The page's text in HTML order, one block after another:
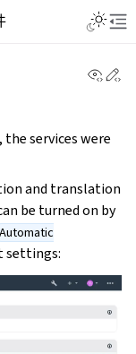
services were
and translation
be turned on by
Automatic
settings: